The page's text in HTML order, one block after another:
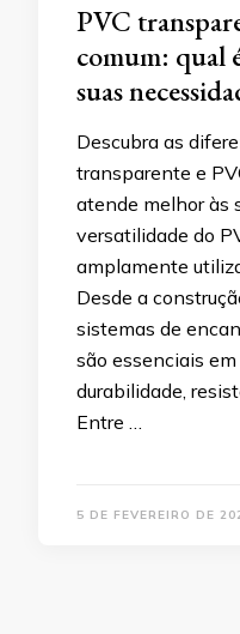
PVC
comum: qual
suas
Descubra as
transparente e
atende melhor às
versatilidade do
amplamente
Desde a
sistemas de
são essenciais
durabilidade,
Entre …
5 DE FEVEREIRO DE